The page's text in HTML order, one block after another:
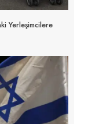
Yerleşimcilere